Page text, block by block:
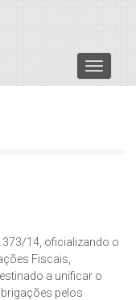
Menu
14, oficializando o
Fiscais,
a unificar o
pelos